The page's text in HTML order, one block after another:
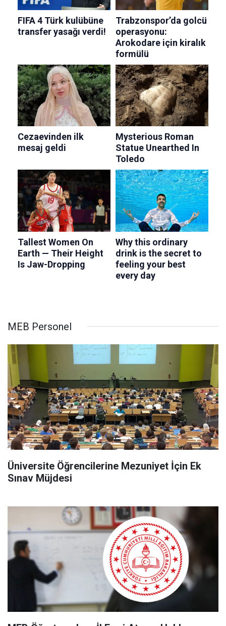
MEB Personel
Üniversite Öğrencilerine Mezuniyet İçin Ek
Sınav Müjdesi